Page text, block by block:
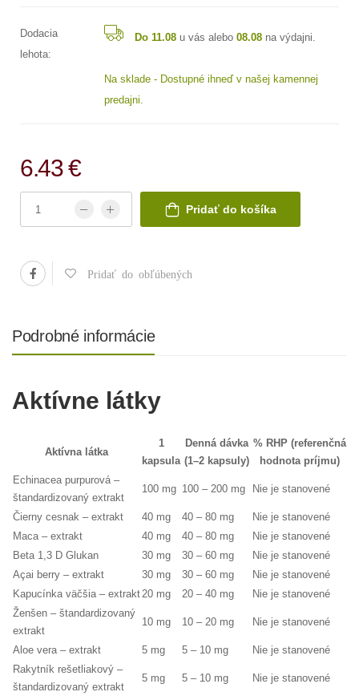
Dodacia
lehota:
Do 11.08u vás alebo 08.08na výdajni.
Na sklade - Dostupné ihneď v našej kamennej
predajni.
6.43 €
Pridať do košíka
Pridať do obľúbených
Podrobné informácie
Aktívne látky
Aktívna látka
1
kapsula
Denná dávka
(1–2 kapsuly)
% RHP (referenčná
hodnota príjmu)
Echinacea purpurová –
štandardizovaný extrakt
100 mg 100 – 200 mg Nie je stanovené
Čierny cesnak – extrakt 40 mg 40 – 80 mg
Nie je stanovené
Maca – extrakt
40 mg 40 – 80 mg
Nie je stanovené
Beta 1,3 D Glukan
30 mg 30 – 60 mg
Nie je stanovené
Açai berry – extrakt
30 mg 30 – 60 mg
Nie je stanovené
Kapucínka väčšia – extrakt20 mg 20 – 40 mg
Nie je stanovené
Ženšen – štandardizovaný
extrakt
10 mg 10 – 20 mg Nie je stanovené
Aloe vera – extrakt 5 mg 5 – 10 mg
Nie je stanovené
Rakytník rešetliakový –
štandardizovaný extrakt
5 mg 5 – 10 mg Nie je stanovené